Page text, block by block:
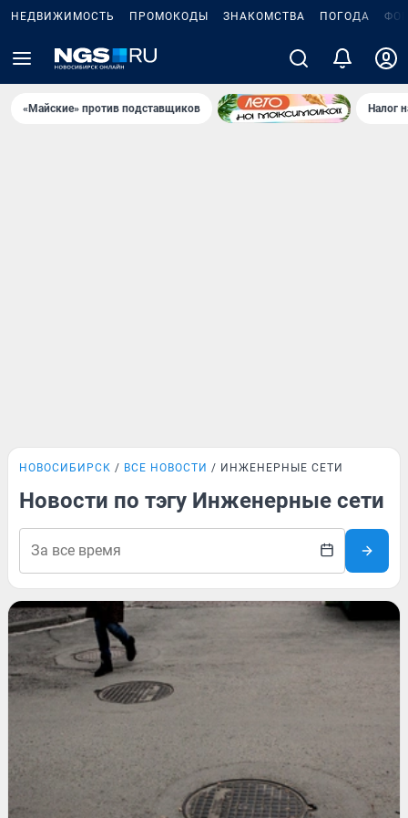
НЕДВИЖИМОСТЬ ПРОМОКОДЫ ЗНАКОМСТВА ПОГОДА
«Майские» против подставщиков Налог
НОВОСИБИРСК ВСЕ НОВОСТИ ИНЖЕНЕРНЫЕ СЕТИ
Новости по тэгу Инженерные сети